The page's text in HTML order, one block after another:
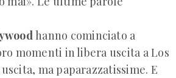
hanno cominciato a
momenti in libera uscita a Los
ma paparazzatissime. E